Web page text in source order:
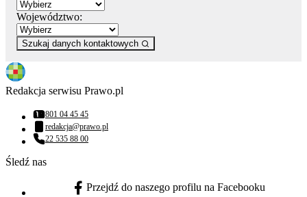
Województwo:
Szukaj danych kontaktowych
Redakcja serwisu Prawo.pl
Numer telefonu:
801 04 45 45
Adres email:
redakcja@prawo.pl
Numer telefonu:
22 535 88 00
Śledź nas
facebook - otwiera się w nowej karcie
Przejdź do naszego profilu na Facebooku